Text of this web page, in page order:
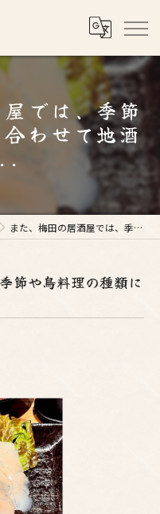
では、季節
わせて地酒
また、梅田の居酒屋では、季節や鳥料理の種類に合わせて地酒やク...
節や鳥料理の種類に